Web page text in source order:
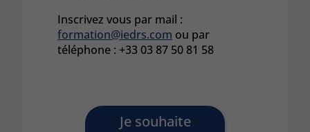
Inscrivez vous par mail :
formation@iedrs.com ou par
téléphone : +33 03 87 50 81 58
Je souhaite